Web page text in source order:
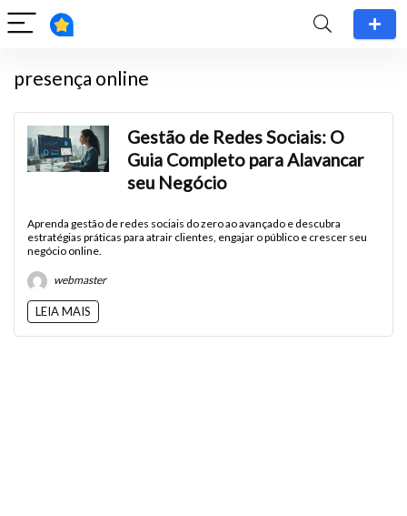
presença online
Gestão de Redes Sociais: O
Guia Completo para Alavancar
seu Negócio
Aprenda gestão de redes sociais do zero ao avançado e descubra
estratégias práticas para atrair clientes, engajar o público e crescer seu
negócio online.
webmaster
LEIA MAIS